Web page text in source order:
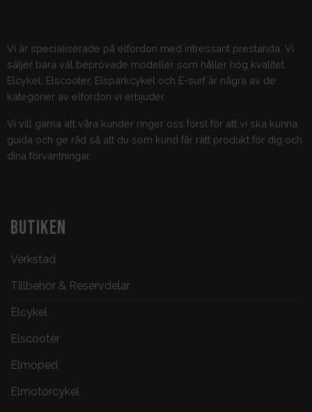
Vi är specialiserade på elfordon med intressant prestanda. Vi
säljer bara väl beprövade modeller som håller hög kvalitet.
Elcykel, Elscooter, Elsparkcykel och E-surf är några av de
kategorier av elfordon vi erbjuder.
Vi vill gärna att våra kunder ringer oss först för att vi ska kunna
guida och ge råd så att du som kund får rätt produkt för dig och
dina förväntningar.
BUTIKEN
Verkstad
Tillbehör & Reservdelar
Elcykel
Elscooter
Elmoped
Elmotorcykel